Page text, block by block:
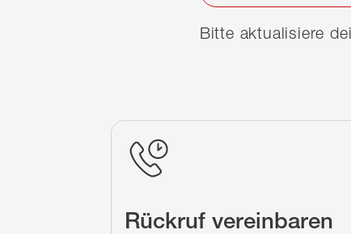
Bitte aktualisiere
Rückruf vereinbaren